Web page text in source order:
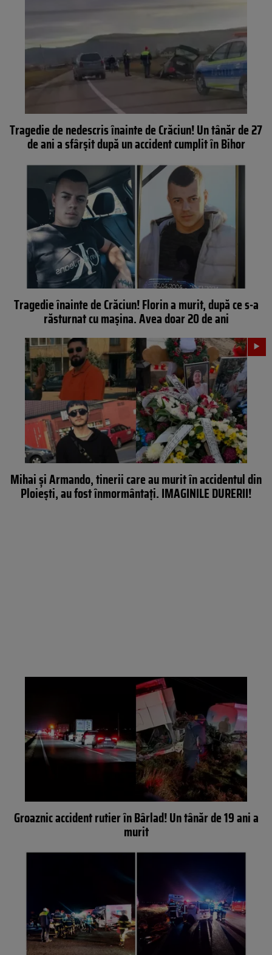
Tragedie de nedescris înainte de Crăciun! Un tânăr de 27
de ani a sfârșit după un accident cumplit în Bihor
Tragedie înainte de Crăciun! Florin a murit, după ce s-a
răsturnat cu mașina. Avea doar 20 de ani
Mihai și Armando, tinerii care au murit în accidentul din
Ploiești, au fost înmormântați. IMAGINILE DURERII!
Groaznic accident rutier în Bârlad! Un tânăr de 19 ani a
murit